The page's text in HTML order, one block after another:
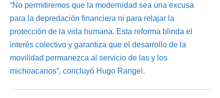
“No permitiremos que la modernidad sea una excusa
para la depredación financiera ni para relajar la
protección de la vida humana. Esta reforma blinda el
interés colectivo y garantiza que el desarrollo de la
movilidad permanezca al servicio de las y los
michoacanos”, concluyó Hugo Rangel.